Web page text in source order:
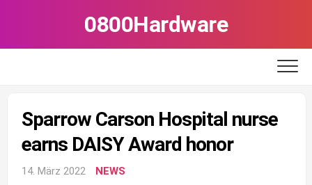
0800Hardware
Sparrow Carson Hospital nurse
earns DAISY Award honor
14. März 2022 NEWS